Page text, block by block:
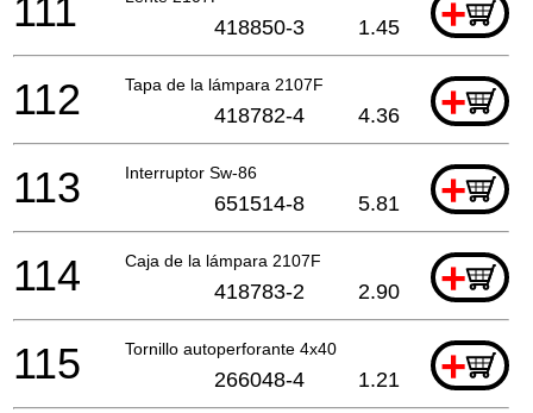
+
111 418850-3 1.45
Tapa de la lámpara 2107F +
112 418782-4 4.36
Interruptor Sw-86 +
113 651514-8 5.81
Caja de la lámpara 2107F +
114 418783-2 2.90
Tornillo autoperforante 4x40 +
115 266048-4 1.21